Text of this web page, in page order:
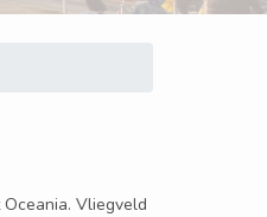
Vliegveld